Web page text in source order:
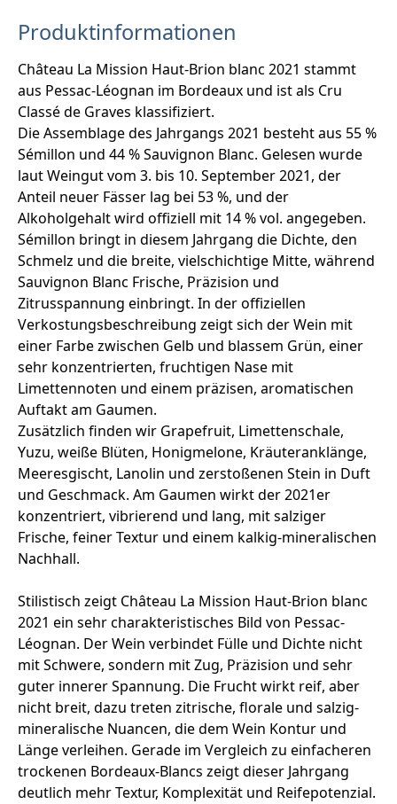
Produktinformationen
Château La Mission Haut-Brion blanc 2021 stammt
aus Pessac-Léognan im Bordeaux und ist als Cru
Classé de Graves klassifiziert.
Die Assemblage des Jahrgangs 2021 besteht aus 55 %
Sémillon und 44 % Sauvignon Blanc. Gelesen wurde
laut Weingut vom 3. bis 10. September 2021, der
Anteil neuer Fässer lag bei 53 %, und der
Alkoholgehalt wird offiziell mit 14 % vol. angegeben.
Sémillon bringt in diesem Jahrgang die Dichte, den
Schmelz und die breite, vielschichtige Mitte, während
Sauvignon Blanc Frische, Präzision und
Zitrusspannung einbringt. In der offiziellen
Verkostungsbeschreibung zeigt sich der Wein mit
einer Farbe zwischen Gelb und blassem Grün, einer
sehr konzentrierten, fruchtigen Nase mit
Limettennoten und einem präzisen, aromatischen
Auftakt am Gaumen.
Zusätzlich finden wir Grapefruit, Limettenschale,
Yuzu, weiße Blüten, Honigmelone, Kräuteranklänge,
Meeresgischt, Lanolin und zerstoßenen Stein in Duft
und Geschmack. Am Gaumen wirkt der 2021er
konzentriert, vibrierend und lang, mit salziger
Frische, feiner Textur und einem kalkig-mineralischen
Nachhall.
Stilistisch zeigt Château La Mission Haut-Brion blanc
2021 ein sehr charakteristisches Bild von Pessac-
Léognan. Der Wein verbindet Fülle und Dichte nicht
mit Schwere, sondern mit Zug, Präzision und sehr
guter innerer Spannung. Die Frucht wirkt reif, aber
nicht breit, dazu treten zitrische, florale und salzig-
mineralische Nuancen, die dem Wein Kontur und
Länge verleihen. Gerade im Vergleich zu einfacheren
trockenen Bordeaux-Blancs zeigt dieser Jahrgang
deutlich mehr Textur, Komplexität und Reifepotenzial.